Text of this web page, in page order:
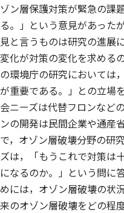
ゾン層保護対策が緊急の課
る。」という意見があった
見と言うものは研究の進展
変化が対策の変化を求める
の環境庁の研究においては
が重要である。」との立場
会ニーズは代替フロンなど
ンの開発は民間企業や通産
で，オゾン層破壊分野の研
ズは，「もうこれで対策は
になるのか。」という問に
めには，オゾン層破壊の状
来のオゾン層破壊をどの程